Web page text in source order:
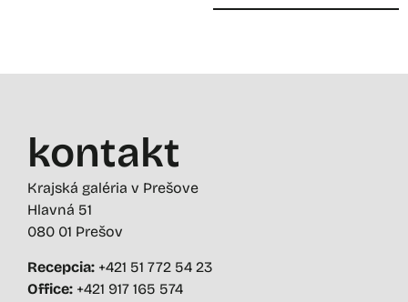
kontakt
Krajská galéria v Prešove
Hlavná 51
080 01 Prešov
Recepcia: +421 51 772 54 23
Office: +421 917 165 574